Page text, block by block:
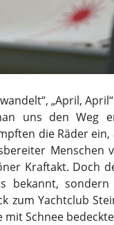
„April,
uns den Weg
die Räder
Menschen
Kraftakt. Doch
bekannt,
zum Yachtclub
Schnee